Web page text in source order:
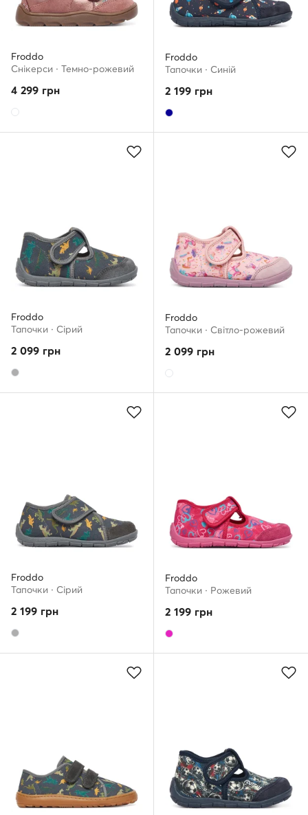
Froddo
Снікерcи · Темно-рожевий
4 299 грн
Froddo
Тапочки · Cиній
2 199 грн
Froddo
Тапочки · Сірий
2 099 грн
Froddo
Тапочки · Світло-рожевий
2 099 грн
Froddo
Тапочки · Сірий
2 199 грн
Froddo
Тапочки · Рожевий
2 199 грн